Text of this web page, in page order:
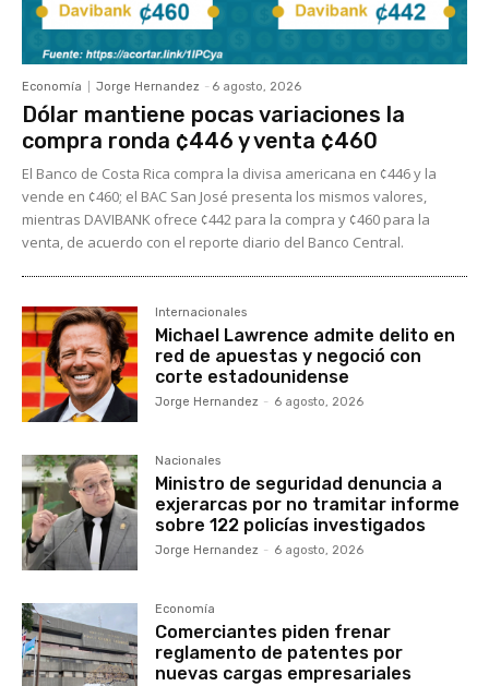
Economía Jorge Hernandez - 6 agosto, 2026
Dólar mantiene pocas variaciones la
compra ronda ¢446 y venta ¢460
El Banco de Costa Rica compra la divisa americana en ¢446 y la
vende en ¢460; el BAC San José presenta los mismos valores,
mientras DAVIBANK ofrece ¢442 para la compra y ¢460 para la
venta, de acuerdo con el reporte diario del Banco Central.
Internacionales
Michael Lawrence admite delito en
red de apuestas y negoció con
corte estadounidense
Jorge Hernandez - 6 agosto, 2026
Nacionales
Ministro de seguridad denuncia a
exjerarcas por no tramitar informe
sobre 122 policías investigados
Jorge Hernandez - 6 agosto, 2026
Economía
Comerciantes piden frenar
reglamento de patentes por
nuevas cargas empresariales